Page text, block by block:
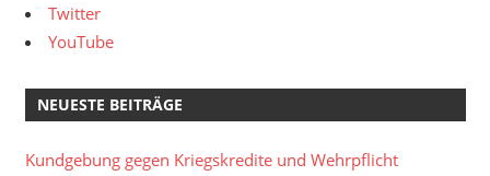
Twitter
YouTube
NEUESTE BEITRÄGE
Kundgebung gegen Kriegskredite und Wehrpflicht